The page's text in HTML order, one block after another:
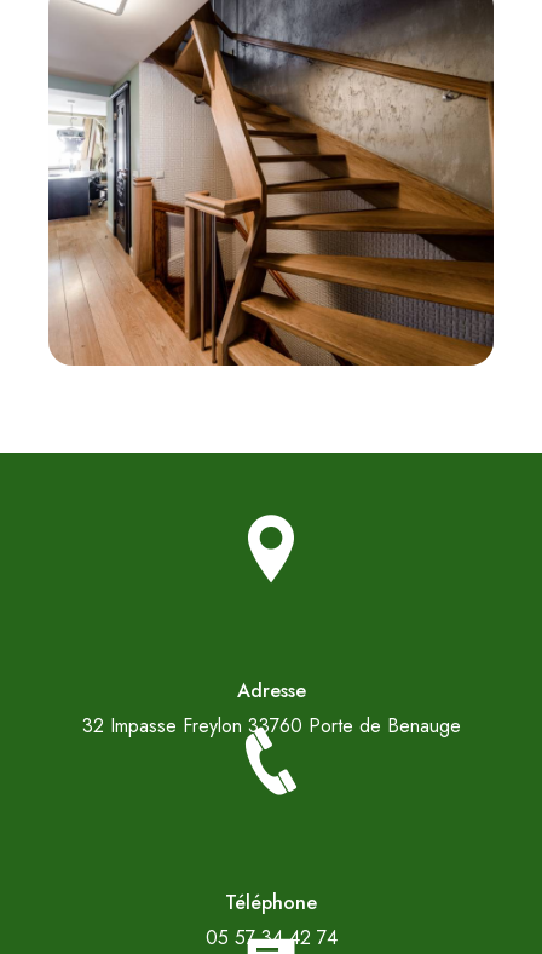
Adresse
32 Impasse Freylon 33760 Porte de Benauge
Téléphone
05 57 34 42 74